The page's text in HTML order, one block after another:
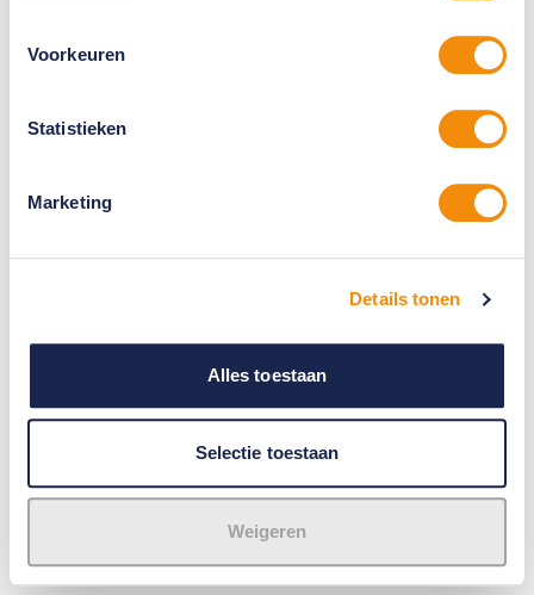
Voorkeuren
Statistieken
Marketing
Details tonen
Alles toestaan
Selectie toestaan
Weigeren